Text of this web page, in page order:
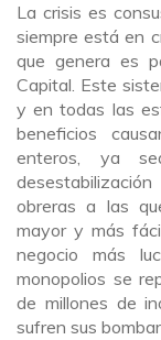
La crisis es
siempre está en
que genera es
Capital. Este
y en todas las
beneficios
enteros, ya
obreras a las
mayor y más
negocio más
monopolios se
de millones de
sufren sus